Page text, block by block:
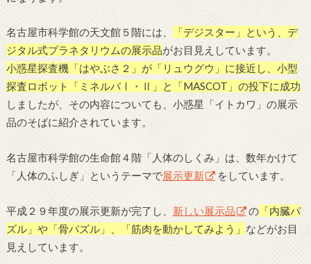
名古屋市科学館の天文館５階には、
「デジスター」という、デ
ジタル式プラネタリウムの展示品がお目見えしています。
小惑星探査機「はやぶさ２」が「リュウグウ」に接近し、小型
探査ロボット「ミネルバⅠ・Ⅱ」と「MASCOT」の投下に成功
しましたが、その内容についても、小惑星「イトカワ」の展示
品のそばに紹介されています。
名古屋市科学館の生命館４階「人体のしくみ」は、数年かけて
「人体のふしぎ」というテーマで展示更新 をしています。
平成２９年度の展示更新が完了し、 新しい展示品 の「内臓パ
ズル」や「骨パズル」、「筋肉を動かしてみよう」 などがお目
見えしています。